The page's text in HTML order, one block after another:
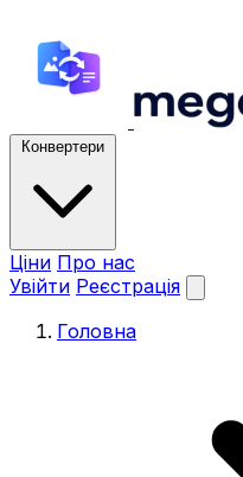
Конвертери
Ціни Про нас
Увійти Реєстрація
Головна